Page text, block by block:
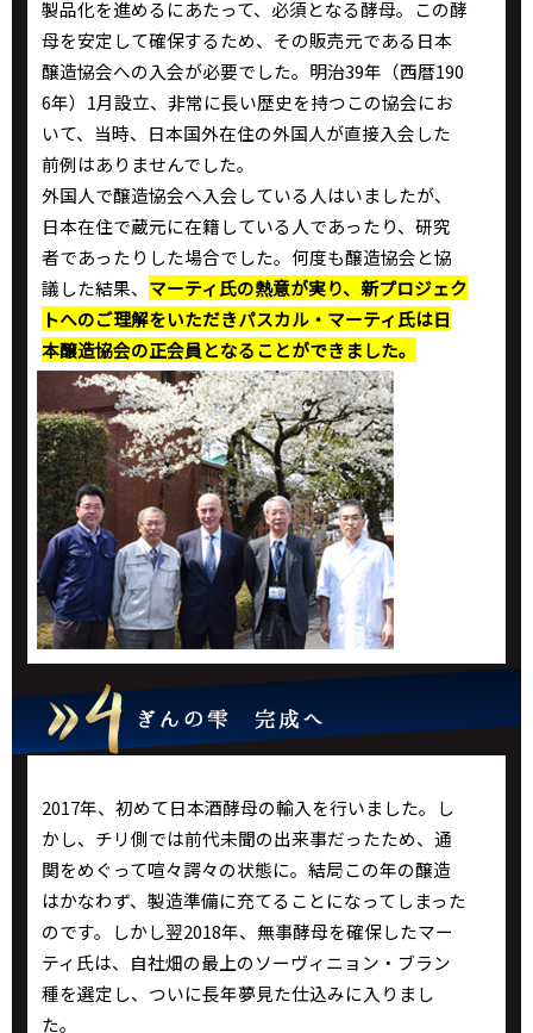
製品化を進めるにあたって、必須となる酵母。この酵
母を安定して確保するため、その販売元である日本
醸造協会への入会が必要でした。明治39年（西暦190
6年）1月設立、非常に長い歴史を持つこの協会にお
いて、当時、日本国外在住の外国人が直接入会した
前例はありませんでした。
外国人で醸造協会へ入会している人はいましたが、
日本在住で蔵元に在籍している人であったり、研究
者であったりした場合でした。何度も醸造協会と協
議した結果、 マーティ氏の熱意が実り、新プロジェク
トへのご理解をいただきパスカル・マーティ氏は日
本醸造協会の正会員となることができました。
2017年、初めて日本酒酵母の輸入を行いました。し
かし、チリ側では前代未聞の出来事だったため、通
関をめぐって喧々諤々の状態に。結局この年の醸造
はかなわず、製造準備に充てることになってしまった
のです。しかし翌2018年、無事酵母を確保したマー
ティ氏は、自社畑の最上のソーヴィニョン・ブラン
種を選定し、ついに長年夢見た仕込みに入りまし
た。